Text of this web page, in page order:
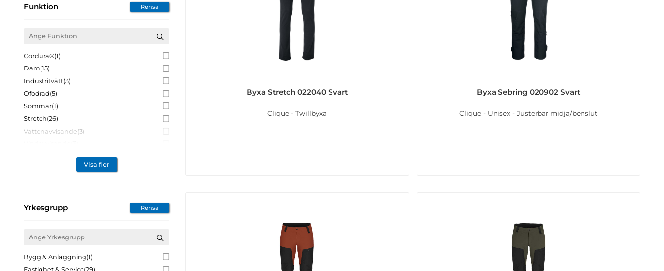
Funktion Rensa
Cordura®(1)
Dam(15)
Industritvätt(3)
Ofodrad(5)
Sommar(1)
Stretch(26)
Vattenavvisande(3)
Visa fler
Yrkesgrupp Rensa
Bygg & Anläggning(1)
Fastighet & Service(29)
Byxa Stretch 022040 Svart
Clique - Twillbyxa
Byxa Sebring 020902 Svart
Clique - Unisex - Justerbar midja/benslut